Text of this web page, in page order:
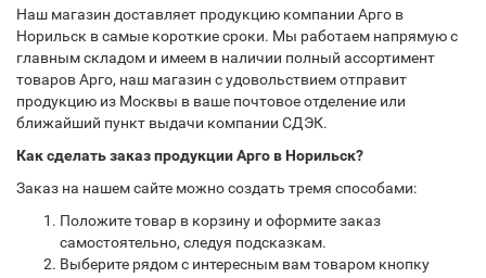
Наш магазин доставляет продукцию компании Арго в
Норильск в самые короткие сроки. Мы работаем напрямую с
главным складом и имеем в наличии полный ассортимент
товаров Арго, наш магазин с удовольствием отправит
продукцию из Москвы в ваше почтовое отделение или
ближайший пункт выдачи компании СДЭК.
Как сделать заказ продукции Арго в Норильск?
Заказ на нашем сайте можно создать тремя способами:
Положите товар в корзину и оформите заказ
самостоятельно, следуя подсказкам.
Выберите рядом с интересным вам товаром кнопку